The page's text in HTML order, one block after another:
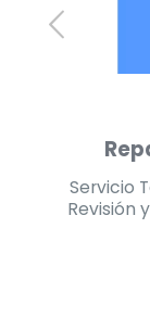
Servicio
Revisión